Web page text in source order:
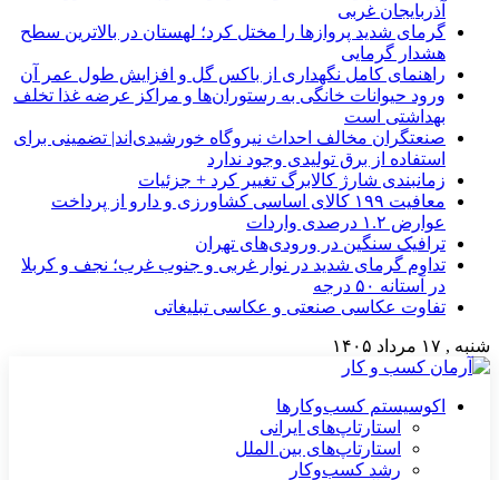
آذربایجان ‌غربی
گرمای شدید پروازها را مختل کرد؛ لهستان در بالاترین سطح
هشدار گرمایی
راهنمای کامل نگهداری از باکس گل و افزایش طول عمر آن
ورود حیوانات خانگی به رستوران‌ها و مراکز عرضه غذا تخلف
بهداشتی است
صنعتگران مخالف احداث نیروگاه خورشیدی‌اند| تضمینی برای
استفاده از برق تولیدی وجود ندارد
زمانبندی شارژ کالابرگ تغییر کرد + جزئیات
معافیت ۱۹۹ کالای اساسی کشاورزی و دارو از پرداخت
عوارض ۱.۲ درصدی واردات
ترافیک سنگین در ورودی‌های تهران
تداوم گرمای شدید در نوار غربی و جنوب غرب؛ نجف و کربلا
در آستانه ۵۰ درجه
تفاوت عکاسی صنعتی و عکاسی تبلیغاتی
شنبه , ۱۷ مرداد ۱۴۰۵
اکوسیستم کسب‌وکارها
استارتاپ‌های ایرانی
استارتاپ‌های بین الملل
رشد کسب‌وکار